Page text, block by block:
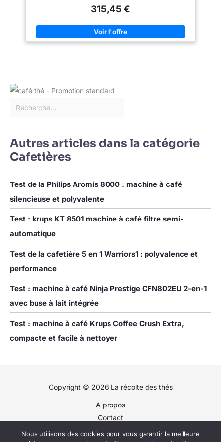
goûter, Magnifica S transforme
chaque gorgée en un moment
Magnifica S vous pouvez préparer votre café favori court ou
aromatique au café latte et crémeux DÉGUSTEZ UN
CAPPUCCINO DE QUALITÉ BARISTA À LA MAISON: si vous
aimez le lait, la technologie LatteCrema Hot vous garantit une
de détartrage, pièces amovibles et indicateurs, avec arrêt
JUSTE PARFAIT. C’EST PERFETTO. Du café du matin au
315,45 €
Autres articles dans la catégorie
Cafetières
Test de la Philips Aromis 8000 : machine à café
silencieuse et polyvalente
Test : krups KT 8501 machine à café filtre semi-
automatique
Test de la cafetière 5 en 1 Warriors1 : polyvalence et
performance
Test : machine à café Ninja Prestige CFN802EU 2-en-1
avec buse à lait intégrée
Test : machine à café Krups Coffee Crush Extra,
compacte et facile à nettoyer
Copyright © 2026 La récolte des thés
A propos
Contact
Plan du site
Nous utilisons des cookies pour vous garantir la meilleure